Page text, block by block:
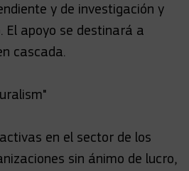
y de investigación y
El apoyo se destinará a
cascada.
en el sector de los
sin ánimo de lucro,